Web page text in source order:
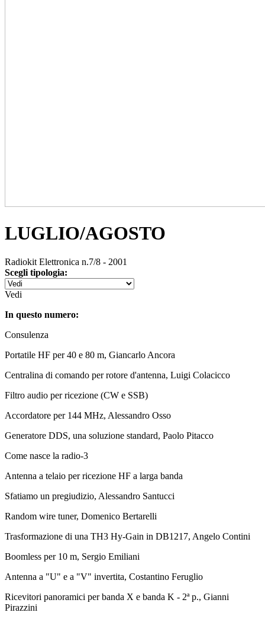
LUGLIO/AGOSTO
Radiokit Elettronica n.7/8 - 2001
Scegli tipologia:
Vedi
In questo numero:
Consulenza
Portatile HF per 40 e 80 m, Giancarlo Ancora
Centralina di comando per rotore d'antenna, Luigi Colacicco
Filtro audio per ricezione (CW e SSB)
Accordatore per 144 MHz, Alessandro Osso
Generatore DDS, una soluzione standard, Paolo Pitacco
Come nasce la radio-3
Antenna a telaio per ricezione HF a larga banda
Sfatiamo un pregiudizio, Alessandro Santucci
Random wire tuner, Domenico Bertarelli
Trasformazione di una TH3 Hy-Gain in DB1217, Angelo Contini
Boomless per 10 m, Sergio Emiliani
Antenna a "U" e a "V" invertita, Costantino Feruglio
Ricevitori panoramici per banda X e banda K - 2ª p., Gianni
Pirazzini